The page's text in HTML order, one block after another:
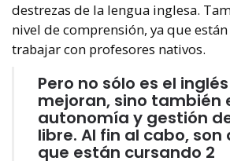
destrezas de la lengua inglesa.
nivel de comprensión, ya que
trabajar con profesores nativos.
Pero no sólo es el
mejoran, sino también
autonomía y gestión
libre. Al fin al cabo, son
que están cursando 2